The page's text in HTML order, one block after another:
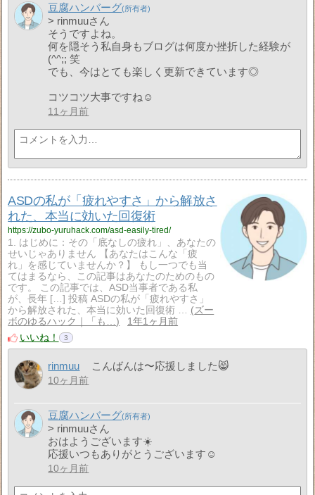
豆腐ハンバーグ
> rinmuuさん
そうですよね。
何を隠そう私自身もブログは何度か挫折した経験が
(^^;; 笑
でも、今はとても楽しく更新できています◎
コツコツ大事ですね☺️
11ヶ月前
ASDの私が「疲れやすさ」から解放さ
れた、本当に効いた回復術
https://zubo-yuruhack.com/asd-easily-tired/
1. はじめに：その「底なしの疲れ」、あなたの
せいじゃありません 【あなたはこんな「疲
れ」を感じていませんか？】 もし一つでも当
てはまるなら、この記事はあなたのためのもの
です。 この記事では、ASD当事者である私
が、長年 […] 投稿 ASDの私が「疲れやすさ」
から解放された、本当に効いた回復術 …
ズー
ボのゆるハック｜「も…
1年1ヶ月前
いいね！
3
rinmuu こんばんは〜応援しました😸
10ヶ月前
豆腐ハンバーグ
> rinmuuさん
おはようございます☀️
応援いつもありがとうございます☺️
10ヶ月前